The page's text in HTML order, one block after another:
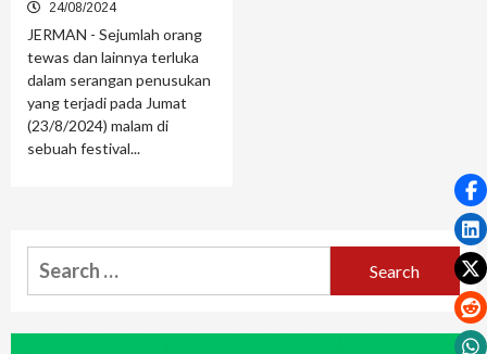
24/08/2024
JERMAN - Sejumlah orang
tewas dan lainnya terluka
dalam serangan penusukan
yang terjadi pada Jumat
(23/8/2024) malam di
sebuah festival...